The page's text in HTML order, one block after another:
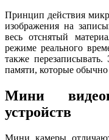
Принцип действия
изображения на
весь отснятый
режиме реального
также
памяти, которые
Мини
устройств
Мини камеры